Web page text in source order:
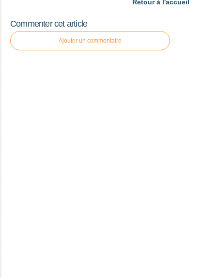
Retour à l'accueil
Commenter cet article
Ajouter un commentaire